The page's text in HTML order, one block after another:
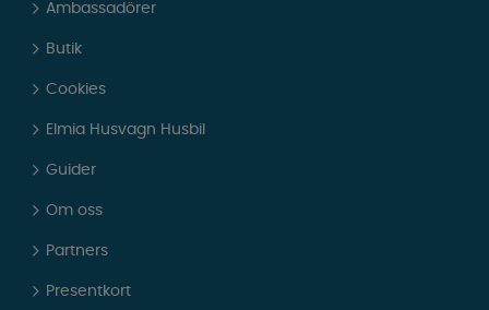
Ambassadörer
Butik
Cookies
Elmia Husvagn Husbil
Guider
Om oss
Partners
Presentkort